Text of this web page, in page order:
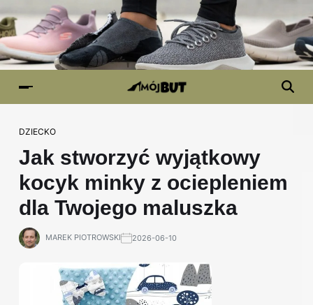
DZIECKO
Jak stworzyć wyjątkowy
kocyk minky z ociepleniem
dla Twojego maluszka
MAREK PIOTROWSKI 2026-06-10